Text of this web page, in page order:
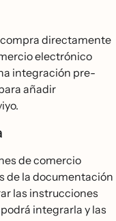
directamente
electrónico
integración pre-
añadir
de comercio
de la documentación
las instrucciones
integrarla y las